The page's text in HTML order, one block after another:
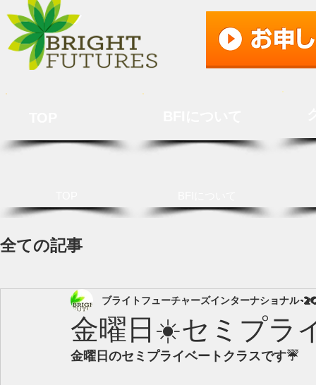
全ての記事
金曜日☀️セミプラ
ブライトフューチャーズインターナショナル
金曜日のセミプライベートクラスです☔️